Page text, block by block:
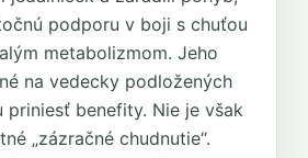
podporu v boji s chuťou
metabolizmom. Jeho
na vedecky podložených
priniesť benefity. Nie je však
„zázračné chudnutie“.